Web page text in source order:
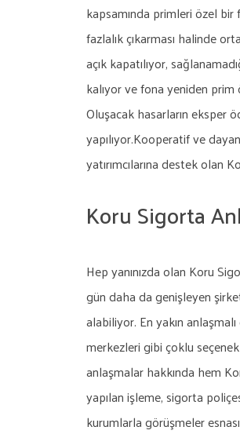
kapsamında primleri özel
fazlalık çıkarması halinde
açık kapatılıyor,
kalıyor ve fona yeniden
Oluşacak hasarların eksper
yapılıyor.Kooperatif ve
yatırımcılarına destek olan
Koru Sigorta
Hep yanınızda olan Koru
gün daha da genişleyen
alabiliyor. En yakın
merkezleri gibi çoklu
anlaşmalar hakkında hem
yapılan işleme, sigorta
kurumlarla görüşmeler